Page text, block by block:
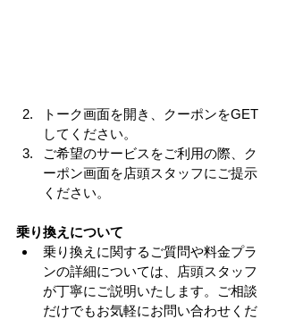
トーク画面を開き、クーポンをGET
してください。
ご希望のサービスをご利用の際、ク
ーポン画面を店頭スタッフにご提示
ください。
乗り換えについて
乗り換えに関するご質問や料金プラ
ンの詳細については、店頭スタッフ
が丁寧にご説明いたします。ご相談
だけでもお気軽にお問い合わせくだ